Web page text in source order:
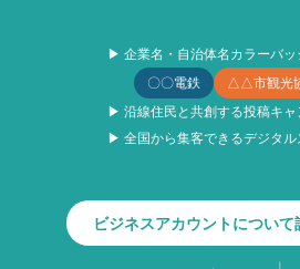
▶ 企業名・自治体名カラーバッ
〇〇電鉄
△△市観光
▶ 沿線住民と共創する投稿キャ
▶ 全国から集客できるデジタル
ビジネスアカウントについて